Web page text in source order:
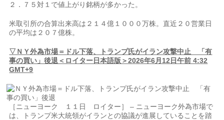
２．７５対１で値上がり銘柄が多かった。
米取引所の合算出来高は２１４億１０００万株。直近２０営業日
の平均は２０７億株。
▽ＮＹ外為市場＝ドル下落、トランプ氏がイラン攻撃中止 「有
事の買い」後退＜ロイター日本語版＞2026年6月12日午前 4:32
GMT+9
［ニューヨーク １１日 ロイター］ – ニューヨーク外為市場で
は、トランプ米大統領がイランとの協議が進展していることを踏